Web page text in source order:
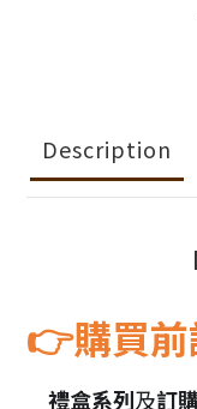
Description
👉購買前
禮盒系列及訂